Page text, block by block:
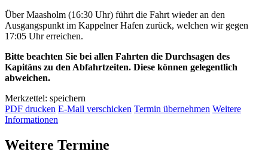
Über Maasholm (16:30 Uhr) führt die Fahrt wieder an den
Ausgangspunkt im Kappelner Hafen zurück, welchen wir gegen
17:05 Uhr erreichen.
Bitte beachten Sie bei allen Fahrten die Durchsagen des
Kapitäns zu den Abfahrtzeiten. Diese können gelegentlich
abweichen.
Merkzettel: speichern
PDF drucken E-Mail verschicken Termin übernehmen Weitere
Informationen
Weitere Termine